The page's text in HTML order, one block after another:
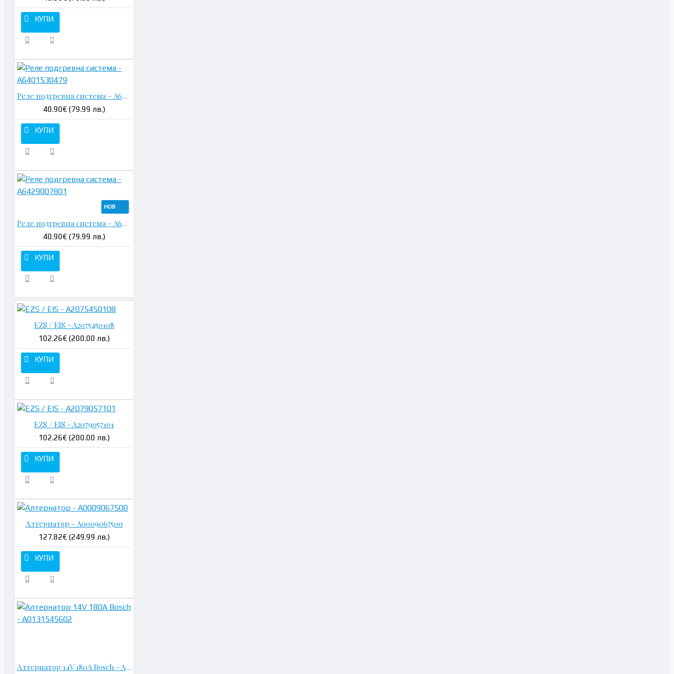
КУПИ
Реле подгревна система - A6401530479
40.90€ (79.99 лв.)
КУПИ
НОВ
Реле подгревна система - A6429007801
40.90€ (79.99 лв.)
КУПИ
EZS / EIS - A2075450108
102.26€ (200.00 лв.)
КУПИ
EZS / EIS - A2079057101
102.26€ (200.00 лв.)
КУПИ
Алтернатор - A0009067500
127.82€ (249.99 лв.)
КУПИ
Алтернатор 14V 180A Bosch - A0131545602